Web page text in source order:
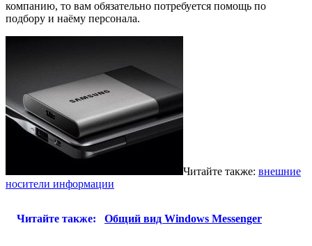
компанию, то вам обязательно потребуется помощь по
подбору и наёму персонала.
Читайте также: внешние
носители информации
Читайте также: Общий вид Windows Messenger